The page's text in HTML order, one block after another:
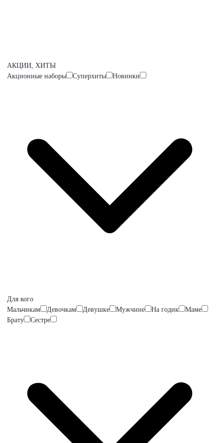
АКЦИИ, ХИТЫ
Акционные наборы
Суперхиты Новинки
Для кого
Мальчикам
Девочкам Девушке Мужчине На годик
Маме
Брату
Сестре